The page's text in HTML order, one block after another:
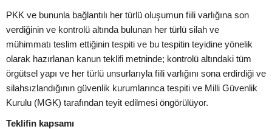
PKK ve bununla bağlantılı her türlü oluşumun fiili varlığına son
verdiğinin ve kontrolü altında bulunan her türlü silah ve
mühimmatı teslim ettiğinin tespiti ve bu tespitin teyidine yönelik
olarak hazırlanan kanun teklifi metninde; kontrolü altındaki tüm
örgütsel yapı ve her türlü unsurlarıyla fiili varlığını sona erdirdiği ve
silahsızlandığının güvenlik kurumlarınca tespiti ve Milli Güvenlik
Kurulu (MGK) tarafından teyit edilmesi öngörülüyor.
Teklifin kapsamı